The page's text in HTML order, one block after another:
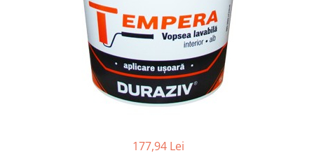
Sigurante Legrand
Sigurante Schneider
Tablouri electrice
177,94 Lei